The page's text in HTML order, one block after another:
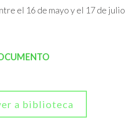
el 16 de mayo y el 17 de julio
a biblioteca